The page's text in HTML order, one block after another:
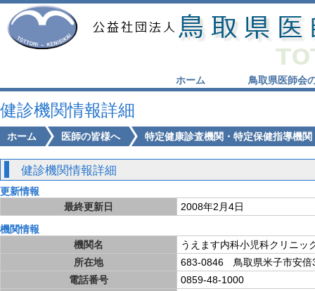
ホーム 鳥取県医師会
健診機関情報詳細
ホーム 医師の皆様へ 特定健康診査機関・特定保健指導機関
健診機関情報詳細
更新情報
最終更新日
2008年2月4日
機関情報
機関名
うえます内科小児科クリニッ
所在地
683-0846 鳥取県米子市安倍
電話番号
0859-48-1000